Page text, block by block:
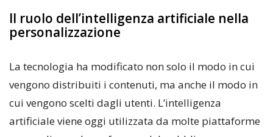
Il ruolo dell’intelligenza artificiale nella
personalizzazione
La tecnologia ha modificato non solo il modo in cui
vengono distribuiti i contenuti, ma anche il modo in
cui vengono scelti dagli utenti. L’intelligenza
artificiale viene oggi utilizzata da molte piattaforme